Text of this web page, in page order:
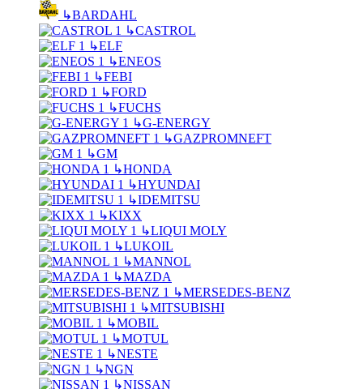
↳BARDAHL
↳CASTROL
↳ELF
↳ENEOS
↳FEBI
↳FORD
↳FUCHS
↳G-ENERGY
↳GAZPROMNEFT
↳GM
↳HONDA
↳HYUNDAI
↳IDEMITSU
↳KIXX
↳LIQUI MOLY
↳LUKOIL
↳MANNOL
↳MAZDA
↳MERSEDES-BENZ
↳MITSUBISHI
↳MOBIL
↳MOTUL
↳NESTE
↳NGN
↳NISSAN